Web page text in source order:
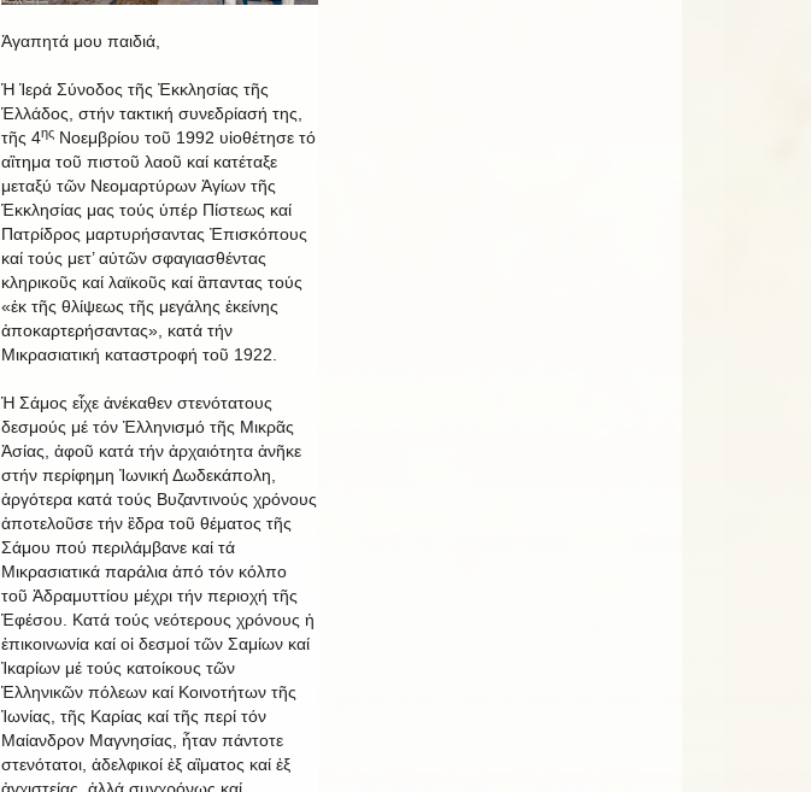
Ἀγαπητά μου παιδιά,
Ἡ Ἱερά Σύνοδος τῆς Ἐκκλησίας τῆς
Ἑλλάδος, στήν τακτική συνεδρίασή της,
τῆς 4ης Νοεμβρίου τοῦ 1992 υἱοθέτησε τό
αἲτημα τοῦ πιστοῦ λαοῦ καί κατέταξε
μεταξύ τῶν Νεομαρτύρων Ἁγίων τῆς
Ἐκκλησίας μας τούς ὑπέρ Πίστεως καί
Πατρίδρος μαρτυρήσαντας Ἐπισκόπους
καί τούς μετ’ αὐτῶν σφαγιασθέντας
κληρικοῦς καί λαϊκοῦς καί ἃπαντας τούς
«ἐκ τῆς θλίψεως τῆς μεγάλης ἐκείνης
ἀποκαρτερήσαντας», κατά τήν
Μικρασιατική καταστροφή τοῦ 1922.
Ἡ Σάμος εἶχε ἀνέκαθεν στενότατους
δεσμούς μέ τόν Ἑλληνισμό τῆς Μικρᾶς
Ἀσίας, ἀφοῦ κατά τήν ἀρχαιότητα ἀνῆκε
στήν περίφημη Ἰωνική Δωδεκάπολη,
ἀργότερα κατά τούς Βυζαντινούς χρόνους
ἀποτελοῦσε τήν ἒδρα τοῦ θέματος τῆς
Σάμου πού περιλάμβανε καί τά
Μικρασιατικά παράλια ἀπό τόν κόλπο
τοῦ Ἀδραμυττίου μέχρι τήν περιοχή τῆς
Ἐφέσου. Κατά τούς νεότερους χρόνους ἡ
ἐπικοινωνία καί οἱ δεσμοί τῶν Σαμίων καί
Ἰκαρίων μέ τούς κατοίκους τῶν
Ἑλληνικῶν πόλεων καί Κοινοτήτων τῆς
Ἰωνίας, τῆς Καρίας καί τῆς περί τόν
Μαίανδρον Μαγνησίας, ἦταν πάντοτε
στενότατοι, ἀδελφικοί ἐξ αἳματος καί ἐξ